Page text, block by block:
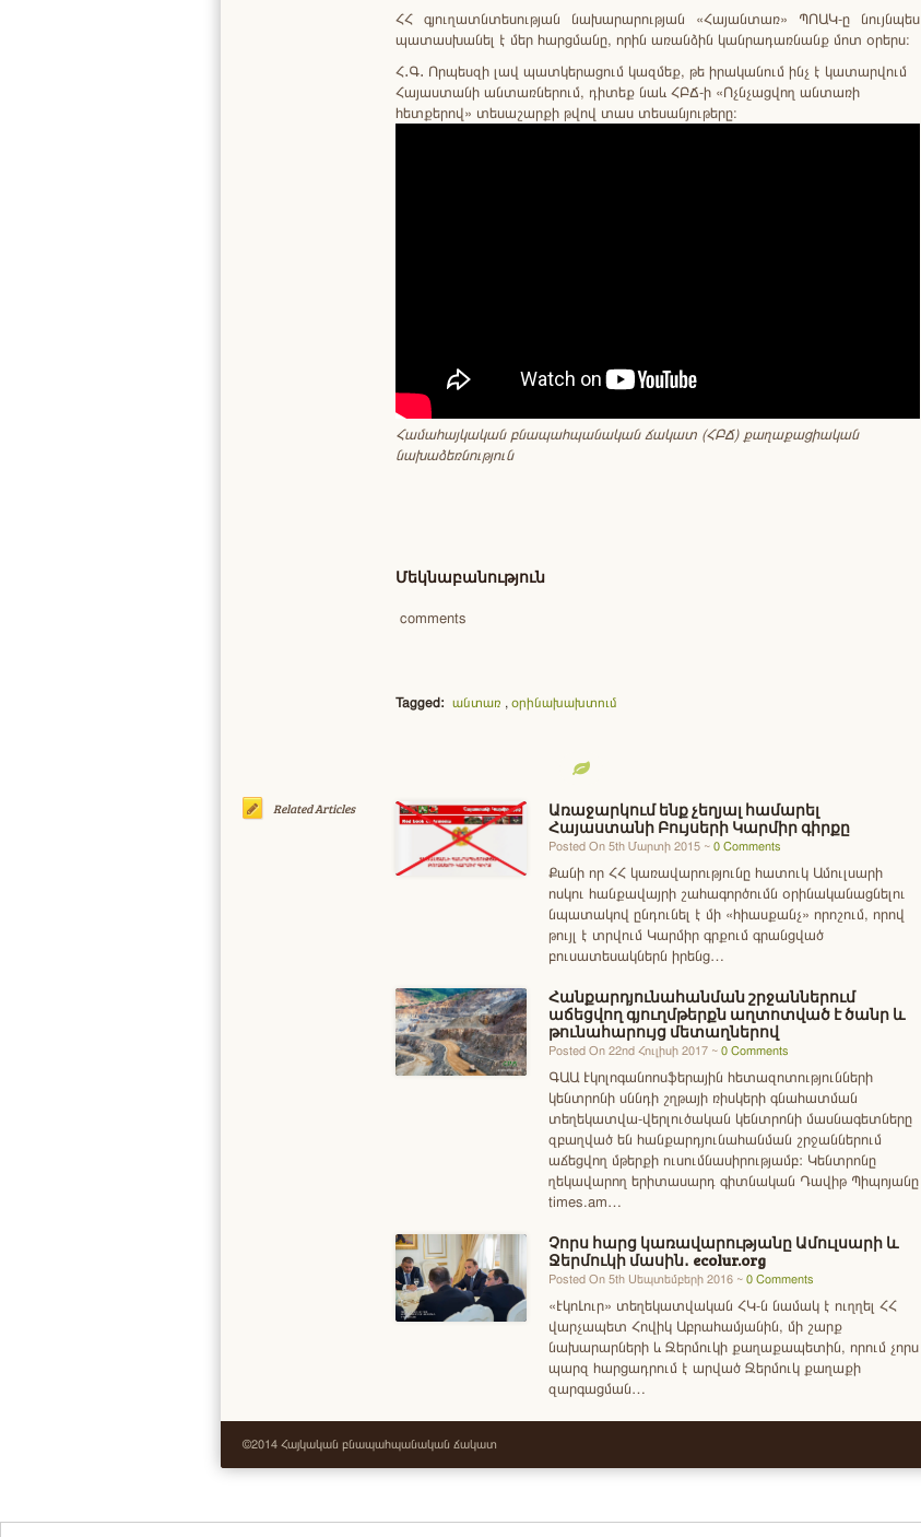
ՀՀ գյուղատնտեսության նախարարության «Հայանտառ» ՊՈԱԿ-ը նույնպես
պատասխանել է մեր հարցմանը, որին առանձին կանրադառնանք մոտ օրերս։
Հ․Գ․ Որպեսզի լավ պատկերացում կազմեք, թե իրականում ինչ է կատարվում
Հայաստանի անտառներում, դիտեք նաև ՀԲՃ-ի «Ոչնչացվող անտառի
հետքերով» տեսաշարքի թվով տաս տեսանյութերը։
Համահայկական բնապահպանական ճակատ (ՀԲՃ) քաղաքացիական
նախաձեռնություն
Մեկնաբանություն
comments
Tagged: անտառ ,օրինախախտում
Related Articles
Առաջարկում ենք չեղյալ համարել
Հայաստանի Բույսերի Կարմիր գիրքը
Posted On 5th Մարտի 2015 ~0 Comments
Քանի որ ՀՀ կառավարությունը հատուկ Ամուլսարի
ոսկու հանքավայրի շահագործումն օրինականացնելու
նպատակով ընդունել է մի «հիասքանչ» որոշում, որով
թույլ է տրվում Կարմիր գրքում գրանցված
բուսատեսակներն իրենց…
Հանքարդյունահանման շրջաններում
աճեցվող գյուղմթերքն աղտոտված է ծանր և
թունահարույց մետաղներով
Posted On 22nd Հուլիսի 2017 ~0 Comments
ԳԱԱ Էկոլոգանոոսֆերային հետազոտությունների
կենտրոնի սննդի շղթայի ռիսկերի գնահատման
տեղեկատվա-վերլուծական կենտրոնի մասնագետները
զբաղված են հանքարդյունահանման շրջաններում
աճեցվող մթերքի ուսումնասիրությամբ: Կենտրոնը
ղեկավարող երիտասարդ գիտնական Դավիթ Պիպոյանը
times.am…
Չորս հարց կառավարությանը Ամուլսարի և
Ջերմուկի մասին․ ecolur.org
Posted On 5th Սեպտեմբերի 2016 ~0 Comments
«ԷկոԼուր» տեղեկատվական ՀԿ-ն նամակ է ուղղել ՀՀ
վարչապետ Հովիկ Աբրահամյանին, մի շարք
նախարարների և Ջերմուկի քաղաքապետին, որում չորս
պարզ հարցադրում է արված Ջերմուկ քաղաքի
զարգացման…
©2014 Հայկական բնապահպանական ճակատ